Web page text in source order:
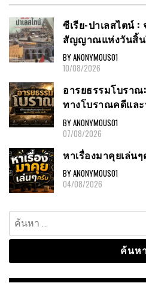
ซีเรีย-ปาเลสไตน์
สัญญาณแห่งวันสิ้น
BY ANONYMOUS01
10/08/2026
อารยธรรมโบรา
ทางโบราณคดีแล
BY ANONYMOUS01
07/08/2026
หาเรื่องมาคุยเล่น
BY ANONYMOUS01
04/08/2026
ค้นหา
สำหรับ: